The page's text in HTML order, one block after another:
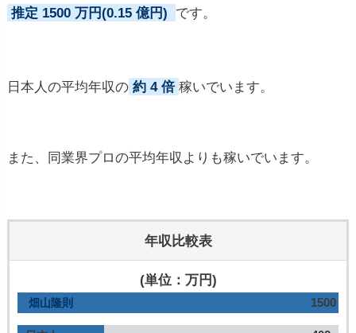
推定 1500 万円(0.15 億円) です。
日本人の平均年収の 約 4 倍 稼いでいます。
また、同業界プロの平均年収よりも稼いでいます。
年収比較表
(単位：万円)
畑山隆則 1500